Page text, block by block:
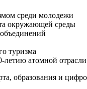
среди молодежи
окружающей среды
туризма
летию атомной отрасли
образования и